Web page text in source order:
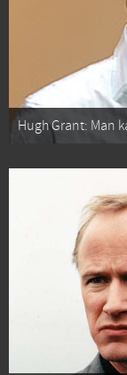
Hugh Grant: Man